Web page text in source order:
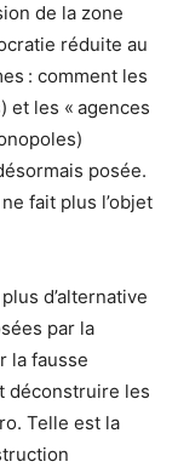
de la zone
réduite au
: comment les
et les « agences
posée.
fait plus l’objet
d’alternative
par la
la fausse
déconstruire les
Telle est la